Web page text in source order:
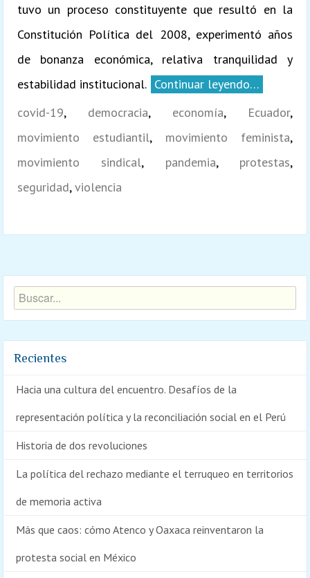
tuvo un proceso constituyente que resultó en la
Constitución Política del 2008, experimentó años
de bonanza económica, relativa tranquilidad y
estabilidad institucional. Continuar leyendo…
covid-19, democracia, economía, Ecuador,
movimiento estudiantil, movimiento feminista,
movimiento sindical, pandemia, protestas,
seguridad,violencia
Recientes
Hacia una cultura del encuentro. Desafíos de la
representación política y la reconciliación social en el Perú
Historia de dos revoluciones
La política del rechazo mediante el terruqueo en territorios
de memoria activa
Más que caos: cómo Atenco y Oaxaca reinventaron la
protesta social en México